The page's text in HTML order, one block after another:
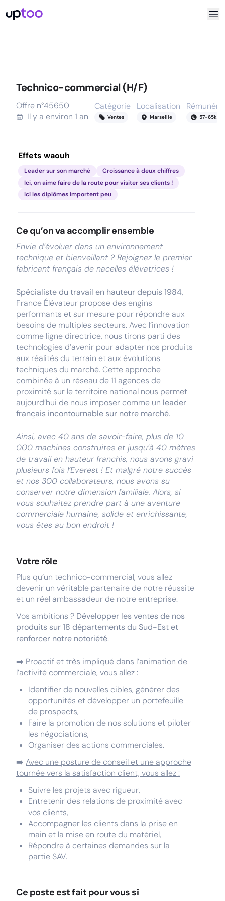
Technico-commercial (H/F)
Offre n°45650
Il y a environ 1 an
Catégorie
Ventes
Localisation
Marseille 57-65k
Effets waouh
Leader sur son marché
Croissance à deux chiffres
Ici, on aime faire de la route pour visiter ses clients !
Ici les diplômes importent peu
Ce qu’on va accomplir ensemble
Envie d’évoluer dans un environnement
technique et bienveillant ? Rejoignez le premier
fabricant français de nacelles élévatrices !
Spécialiste du travail en hauteur depuis 1984,
France Élévateur propose des engins
performants et sur mesure pour répondre aux
besoins de multiples secteurs. Avec l’innovation
comme ligne directrice, nous tirons parti des
technologies d’avenir pour adapter nos produits
aux réalités du terrain et aux évolutions
techniques du marché. Cette approche
combinée à un réseau de 11 agences de
proximité sur le territoire national nous permet
aujourd’hui de nous imposer comme un leader
français incontournable sur notre marché.
Ainsi, avec 40 ans de savoir-faire, plus de 10
000 machines construites et jusqu’à 40 mètres
de travail en hauteur franchis, nous avons gravi
plusieurs fois l’Everest ! Et malgré notre succès
et nos 300 collaborateurs, nous avons su
conserver notre dimension familiale. Alors, si
vous souhaitez prendre part à une aventure
commerciale humaine, solide et enrichissante,
vous êtes au bon endroit !
Votre rôle
Plus qu’un technico-commercial, vous allez
devenir un véritable partenaire de notre réussite
et un réel ambassadeur de notre entreprise.
Vos ambitions ? Développer les ventes de nos
produits sur 18 départements du Sud-Est et
renforcer notre notoriété.
➡️ Proactif et très impliqué dans l’animation de
l’activité commerciale, vous allez :
Identifier de nouvelles cibles, générer des
opportunités et développer un portefeuille
de prospects,
Faire la promotion de nos solutions et piloter
les négociations,
Organiser des actions commerciales.
➡️ Avec une posture de conseil et une approche
tournée vers la satisfaction client, vous allez :
Suivre les projets avec rigueur,
Entretenir des relations de proximité avec
vos clients,
Accompagner les clients dans la prise en
main et la mise en route du matériel,
Répondre à certaines demandes sur la
partie SAV.
Ce poste est fait pour vous si